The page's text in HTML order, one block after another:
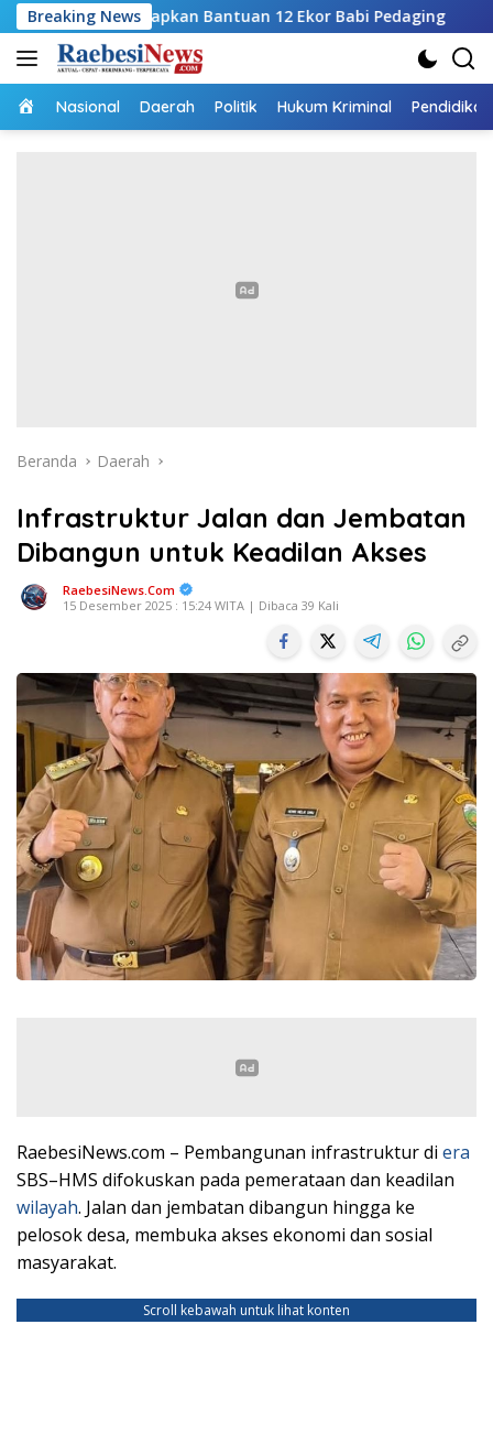
Langsung
ke
konten
Breaking News
Siapkan Bantuan 12 Ekor Babi Pedaging RSUPP
Home
Nasional Daerah Politik Hukum Kriminal Pendidikan
Beranda Daerah
Infrastruktur Jalan dan Jembatan
Dibangun untuk Keadilan Akses
RaebesiNews.Com
15 Desember 2025 : 15:24 WITA | Dibaca 39 Kali
RaebesiNews.com – Pembangunan infrastruktur di era
SBS–HMS difokuskan pada pemerataan dan keadilan
wilayah. Jalan dan jembatan dibangun hingga ke
pelosok desa, membuka akses ekonomi dan sosial
masyarakat.
Scroll kebawah untuk lihat konten